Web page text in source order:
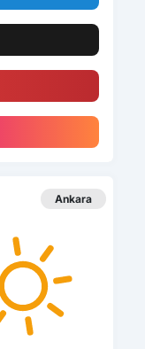
Ankara